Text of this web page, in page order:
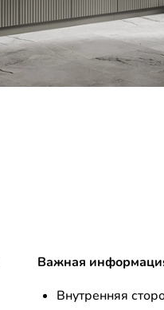
Важная
Внутренняя